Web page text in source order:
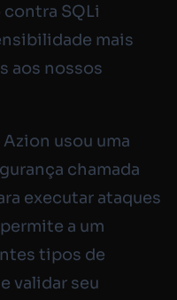
contra SQLi
mais
aos nossos
usou uma
chamada
executar ataques
a um
tipos de
validar seu